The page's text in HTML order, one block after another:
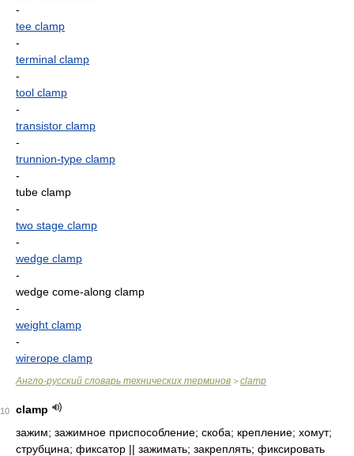
-
tee clamp
-
terminal clamp
-
tool clamp
-
transistor clamp
-
trunnion-type clamp
-
tube clamp
-
two stage clamp
-
wedge clamp
-
wedge come-along clamp
-
weight clamp
-
wirerope clamp
Англо-русский словарь технических терминов > clamp
10
clamp
зажим; зажимное приспособление; скоба; крепление; хомут;
струбцина; фиксатор || зажимать; закреплять; фиксировать